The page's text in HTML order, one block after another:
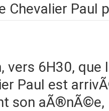
Chevalier Paul
vers 6H30,
Paul est
son